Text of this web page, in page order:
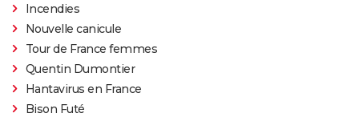
Incendies
Nouvelle canicule
Tour de France femmes
Quentin Dumontier
Hantavirus en France
Bison Futé